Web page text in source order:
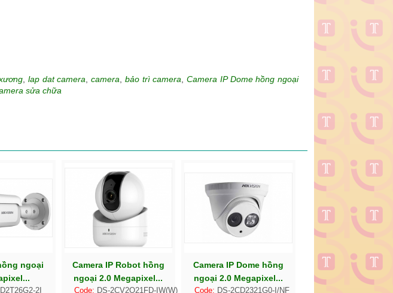
lap dat camera ,camera bảo trì camera ,Camera IP Dome hồng ngoại
sửa chữa
ngoại
2I
Camera IP Robot hồng
ngoại 2.0 Megapixel...
Code: DS-2CV2Q21FD-IW(W)
Camera IP Dome hồng
ngoại 2.0 Megapixel...
Code: DS-2CD2321G0-I/NF